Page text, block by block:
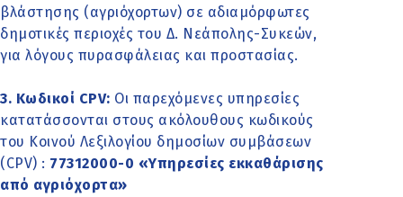
βλάστησης (αγριόχορτων) σε αδιαμόρφωτες
δημοτικές περιοχές του Δ. Νεάπολης-Συκεών,
για λόγους πυρασφάλειας και προστασίας.
3. Κωδικοί CPV: Οι παρεχόμενες υπηρεσίες
κατατάσσονται στους ακόλουθους κωδικούς
του Κοινού Λεξιλογίου δημοσίων συμβάσεων
(CPV) : 77312000-0 «Υπηρεσίες εκκαθάρισης
από αγριόχορτα»